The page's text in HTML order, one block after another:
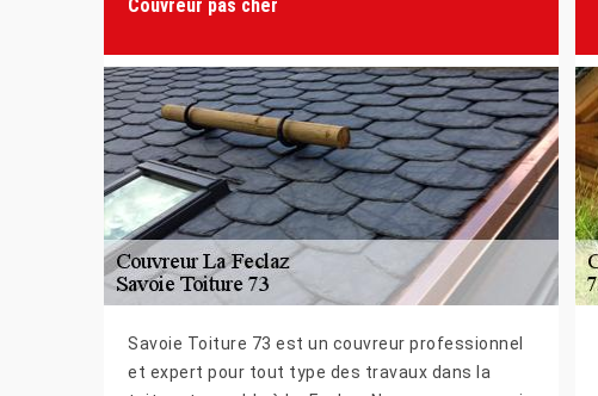
Couvreur pas cher
Savoie Toiture 73 est un couvreur professionnel
et expert pour tout type des travaux dans la